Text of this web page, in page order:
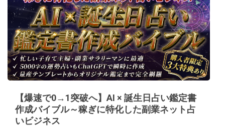
ー
シ
ョ
ン【爆速で0→1突破へ】AI × 誕生日占い鑑定書
作成バイブル～稼ぎに特化した副業ネット占
いビジネス